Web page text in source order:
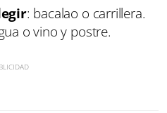
: bacalao o carrillera.
o vino y postre.